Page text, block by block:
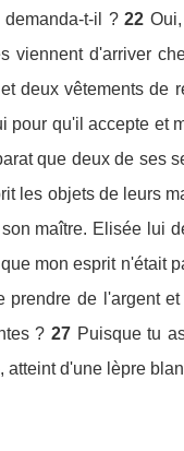
t-il ? 22
viennent d'arriver
deux vêtements de
pour qu'il accepte et
que deux de ses
les objets de leurs
maître. Elisée lui
mon esprit n'était
prendre de l'argent
? 27 Puisque tu
d'une lèpre